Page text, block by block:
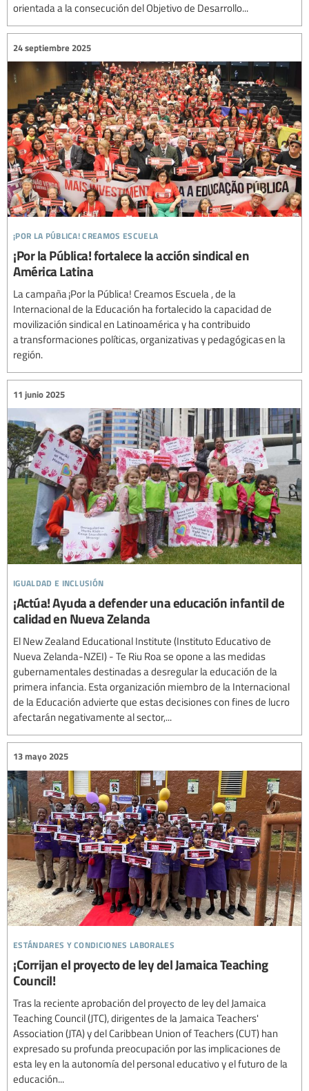
orientada a la consecución del Objetivo de Desarrollo...
¡por la pública! creamos escuela
24 septiembre 2025
¡Por la Pública! fortalece la acción sindical en
América Latina
La campaña ¡Por la Pública! Creamos Escuela , de la
Internacional de la Educación ha fortalecido la capacidad de
movilización sindical en Latinoamérica y ha contribuido
a transformaciones políticas, organizativas y pedagógicas en la
región.
igualdad e inclusión
11 junio 2025
¡Actúa! Ayuda a defender una educación infantil de
calidad en Nueva Zelanda
El New Zealand Educational Institute (Instituto Educativo de
Nueva Zelanda-NZEI) - Te Riu Roa se opone a las medidas
gubernamentales destinadas a desregular la educación de la
primera infancia. Esta organización miembro de la Internacional
de la Educación advierte que estas decisiones con fines de lucro
afectarán negativamente al sector,...
estándares y condiciones laborales
13 mayo 2025
¡Corrijan el proyecto de ley del Jamaica Teaching
Council!
Tras la reciente aprobación del proyecto de ley del Jamaica
Teaching Council (JTC), dirigentes de la Jamaica Teachers'
Association (JTA) y del Caribbean Union of Teachers (CUT) han
expresado su profunda preocupación por las implicaciones de
esta ley en la autonomía del personal educativo y el futuro de la
educación...